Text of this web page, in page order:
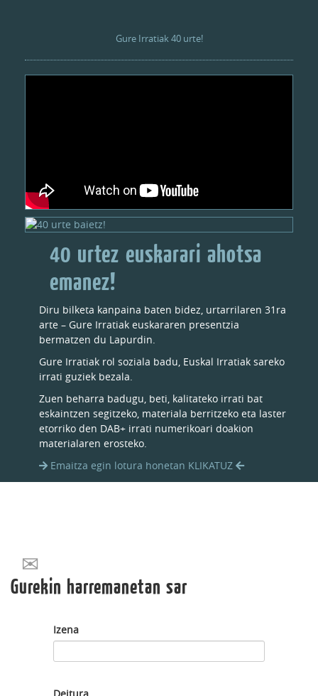
Gure Irratiak 40 urte!
40 urtez euskarari ahotsa
emanez!
Diru bilketa kanpaina baten bidez, urtarrilaren 31ra
arte – Gure Irratiak euskararen presentzia
bermatzen du Lapurdin.
Gure Irratiak rol soziala badu, Euskal Irratiak sareko
irrati guziek bezala.
Zuen beharra badugu, beti, kalitateko irrati bat
eskaintzen segitzeko, materiala berritzeko eta laster
etorriko den DAB+ irrati numerikoari doakion
materialaren erosteko.
Emaitza egin lotura honetan KLIKATUZ
Gurekin harremanetan sar
Izena